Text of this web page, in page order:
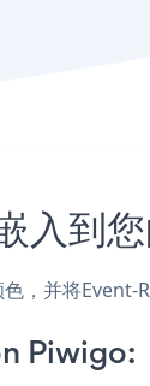
到
并将
Piwigo: